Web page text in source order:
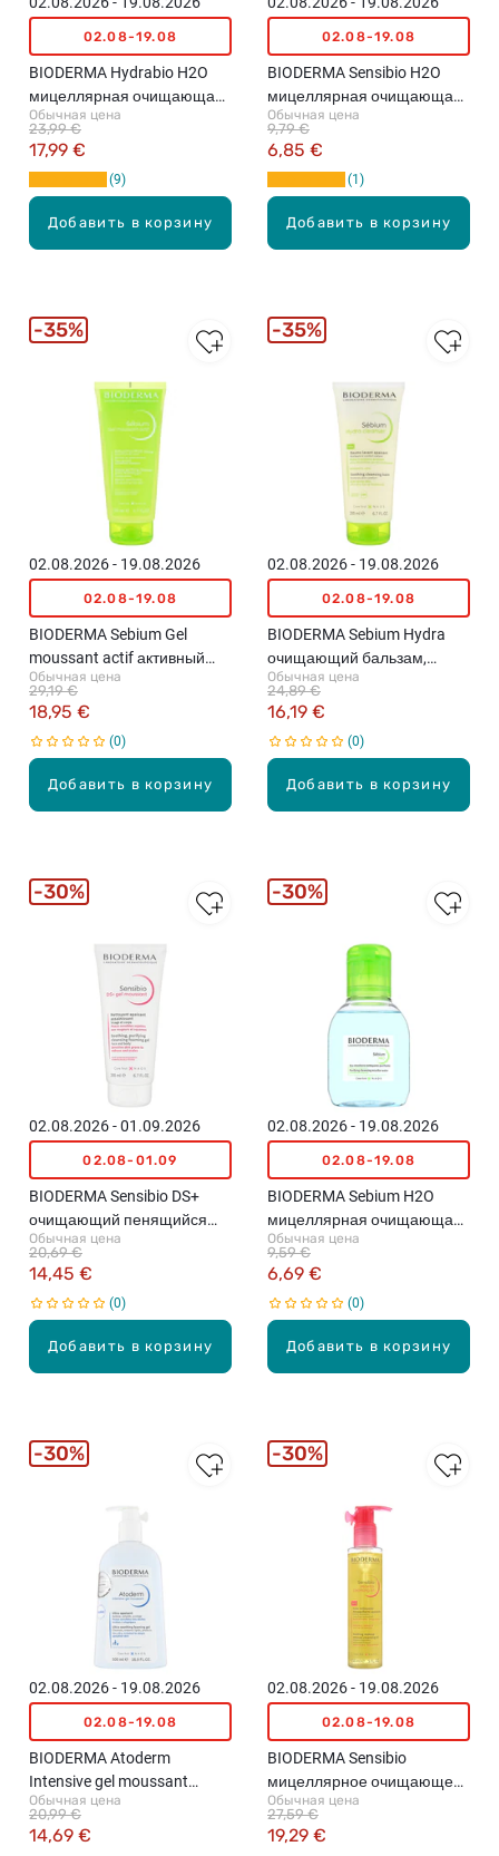
Добавить в корзину
02.08-19.08
BIODERMA Hydrabio H2O
мицеллярная очищающая
вода, 500мл
Обычная цена
17,99 €
23,99 €
9
Добавить в корзину
02.08-19.08
BIODERMA Sensibio H2O
мицеллярная очищающая
вода, 100мл
Обычная цена
6,85 €
9,79 €
1
Добавить в корзину
02.08.2026 - 19.08.2026
02.08-19.08
BIODERMA Sebium Gel
moussant actif активный
очищающий пенящийся
гель, 200мл
Обычная цена
18,95 €
29,19 €
0
35%
Добавить в корзину
02.08.2026 - 19.08.2026
02.08-19.08
BIODERMA Sebium Hydra
очищающий бальзам,
200мл
Обычная цена
16,19 €
24,89 €
0
35%
Добавить в корзину
02.08.2026 - 01.09.2026
02.08-01.09
BIODERMA Sensibio DS+
очищающий пенящийся
гель, 200мл
Обычная цена
14,45 €
20,69 €
0
30%
Добавить в корзину
02.08.2026 - 19.08.2026
02.08-19.08
BIODERMA Sebium H2O
мицеллярная очищающая
вода, 100мл
Обычная цена
6,69 €
9,59 €
0
30%
02.08.2026 - 19.08.2026
02.08-19.08
BIODERMA Atoderm
Intensive gel moussant
очищающий пенящийся
гель, 500мл
Обычная цена
14,69 €
20,99 €
30%
02.08.2026 - 19.08.2026
02.08-19.08
BIODERMA Sensibio
мицеллярное очищающее
масло, 150мл
Обычная цена
19,29 €
27,59 €
30%